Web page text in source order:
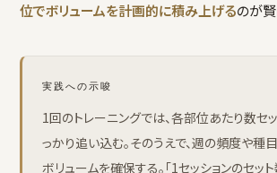
位でボリュームを計画的に積み上げるのが賢
実践への示唆
1回のトレーニングでは、各部位あたり数セ
っかり追い込む。そのうえで、週の頻度や種
ボリュームを確保する。「1セッションのセット